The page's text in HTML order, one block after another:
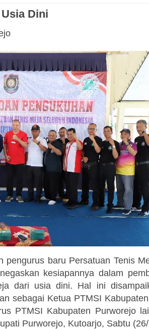
Dini
pengurus baru Persatuan Tenis
kesiapannya dalam
dari usia dini. Hal ini
sebagai Ketua PTMSI
PTMSI Kabupaten Purworejo
Purworejo, Kutoarjo, Sabtu